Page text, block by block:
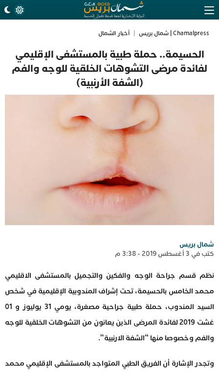
Chamalpress | شمال بريس أخبار الشمال
الحسيمة.. حملة طبية بالمستشفى الإقليمي
لفائدة مرضى التشوهات الخلقية للوجه والفم
(الشفة الأرنبية)
شمال بريس
كتب في 3 أغسطس 2019 - 3:38 م
نظم قسم جراحة الوجه والفكين والتجميل بالمستشفى الاقليمي
محمد الخامس بالحسيمة، تحت إشراف المندوبية الإقليمية في شخص
السيد المندوب، حملة طبية جراحية مصغرة، يومي 31 يوليوز و 01
غشت 2019 لفائدة المرضى الذين يعانون من التشوهات الخلقية للوجه
والفم وخصوصا منها “الشفة الارنبية”.
وتجدر الإشارة أن الفريق الطبي المتواجد بالمستشفى الإقليمي محمد